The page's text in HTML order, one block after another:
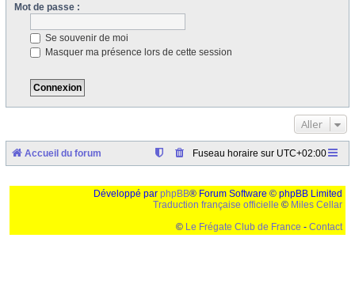
Mot de passe :
Se souvenir de moi
Masquer ma présence lors de cette session
Aller
Accueil du forum Fuseau horaire sur UTC+02:00
Développé par phpBB® Forum Software © phpBB Limited
Traduction française officielle © Miles Cellar
© Le Frégate Club de France - Contact